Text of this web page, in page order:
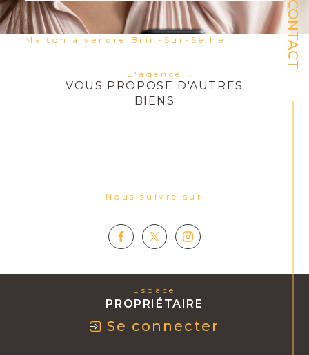
CONTACT
Maison à vendre Brin-Sur-Seille
L'agence
VOUS PROPOSE D'AUTRES
BIENS
Nous suivre sur
Espace
PROPRIÉTAIRE
Se connecter